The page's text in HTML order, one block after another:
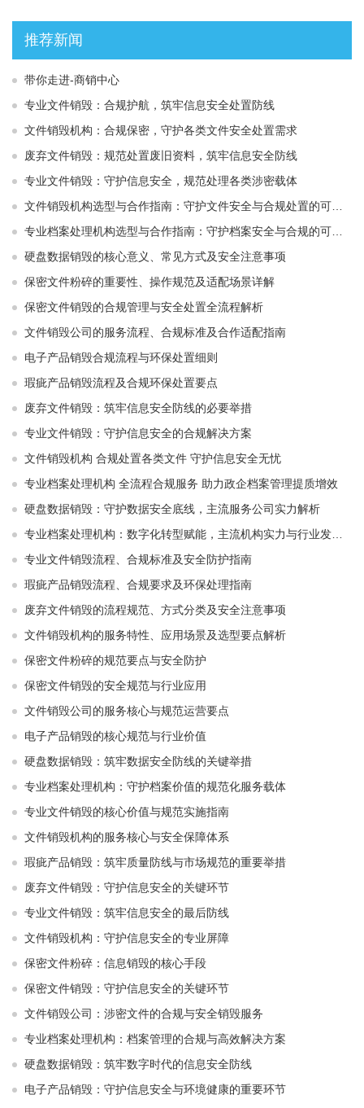
推荐新闻
带你走进-商销中心
专业文件销毁：合规护航，筑牢信息安全处置防线
文件销毁机构：合规保密，守护各类文件安全处置需求
废弃文件销毁：规范处置废旧资料，筑牢信息安全防线
专业文件销毁：守护信息安全，规范处理各类涉密载体
文件销毁机构选型与合作指南：守护文件安全与合规处置的可靠选择
专业档案处理机构选型与合作指南：守护档案安全与合规的可靠伙伴
硬盘数据销毁的核心意义、常见方式及安全注意事项
保密文件粉碎的重要性、操作规范及适配场景详解
保密文件销毁的合规管理与安全处置全流程解析
文件销毁公司的服务流程、合规标准及合作适配指南
电子产品销毁合规流程与环保处置细则
瑕疵产品销毁流程及合规环保处置要点
废弃文件销毁：筑牢信息安全防线的必要举措
专业文件销毁：守护信息安全的合规解决方案
文件销毁机构 合规处置各类文件 守护信息安全无忧
专业档案处理机构 全流程合规服务 助力政企档案管理提质增效
硬盘数据销毁：守护数据安全底线，主流服务公司实力解析
专业档案处理机构：数字化转型赋能，主流机构实力与行业发展解析
专业文件销毁流程、合规标准及安全防护指南
瑕疵产品销毁流程、合规要求及环保处理指南
废弃文件销毁的流程规范、方式分类及安全注意事项
文件销毁机构的服务特性、应用场景及选型要点解析
保密文件粉碎的规范要点与安全防护
保密文件销毁的安全规范与行业应用
文件销毁公司的服务核心与规范运营要点
电子产品销毁的核心规范与行业价值
硬盘数据销毁：筑牢数据安全防线的关键举措
专业档案处理机构：守护档案价值的规范化服务载体
专业文件销毁的核心价值与规范实施指南
文件销毁机构的服务核心与安全保障体系
瑕疵产品销毁：筑牢质量防线与市场规范的重要举措
废弃文件销毁：守护信息安全的关键环节
专业文件销毁：筑牢信息安全的最后防线
文件销毁机构：守护信息安全的专业屏障
保密文件粉碎：信息销毁的核心手段
保密文件销毁：守护信息安全的关键环节
文件销毁公司：涉密文件的合规与安全销毁服务
专业档案处理机构：档案管理的合规与高效解决方案
硬盘数据销毁：筑牢数字时代的信息安全防线
电子产品销毁：守护信息安全与环境健康的重要环节